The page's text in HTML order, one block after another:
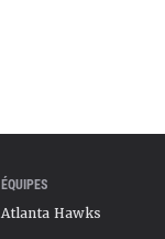
ÉQUIPES
Atlanta Hawks